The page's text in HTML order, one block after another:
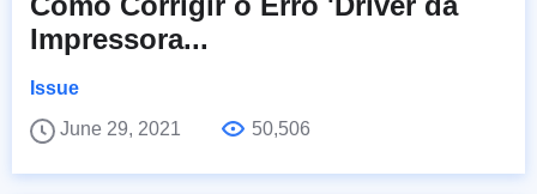
Impressora...
Issue
June 29, 2021
50,506